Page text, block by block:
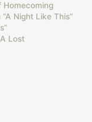
Homecoming
Night Like This”
Lost